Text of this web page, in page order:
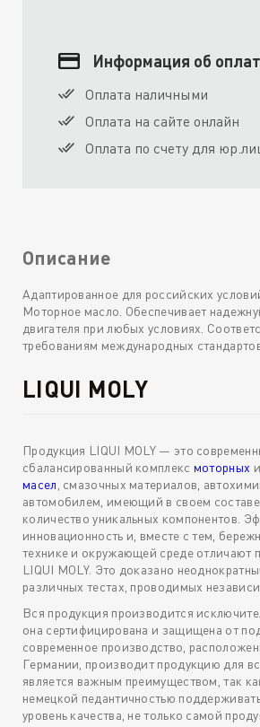
Информация об
Оплата наличными
Оплата на сайте онлайн
Оплата по счету для
Описание
Адаптированное для российских
Моторное масло. Обеспечивает
двигателя при любых условиях.
требованиям международных
LIQUI MOLY
Продукция LIQUI MOLY — это
сбалансированный комплекс моторных
масел , смазочных материалов,
автомобилем, имеющий в своем
количество уникальных компонентов.
инновационность и, вместе с тем,
технике и окружающей среде отличают
LIQUI MOLY. Это доказано
различных тестах, проводимых
Вся продукция производится
она сертифицирована и защищена от
современное производство,
Германии, производит продукцию для
является важным преимуществом, так
немецкой педантичностью
уровень качества, не только самой